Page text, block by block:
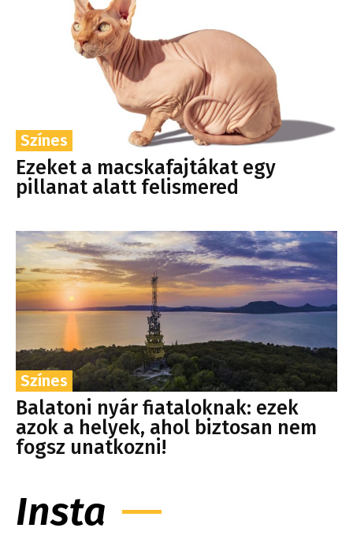
Színes
Ezeket a macskafajtákat egy
pillanat alatt felismered
Színes
Balatoni nyár fiataloknak: ezek
azok a helyek, ahol biztosan nem
fogsz unatkozni!
Insta